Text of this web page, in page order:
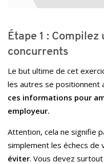
Étape 1 :
concurrents
Le but ultime de cet
les autres se positionnent
ces informations pour
employeur.
Attention, cela ne signifie
simplement les échecs de
éviter. Vous devez